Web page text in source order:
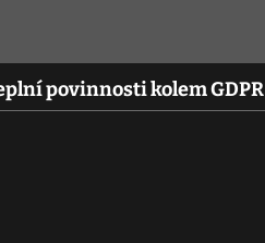
povinnosti kolem GDPR